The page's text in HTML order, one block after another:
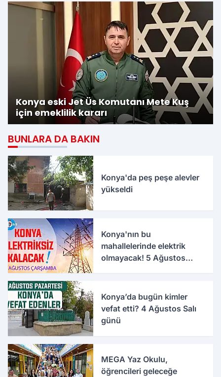
Konya eski Jet Üs Komutanı Mete Kuş
için emeklilik kararı
BUNLARA DA BAKIN
Konya'da peş peşe alevler
yükseldi
Konya'nın bu
mahallelerinde elektrik
olmayacak! 5 Ağustos
Konya’da bugün kimler
vefat etti? 4 Ağustos Salı
günü
MEGA Yaz Okulu,
öğrencileri geleceğe